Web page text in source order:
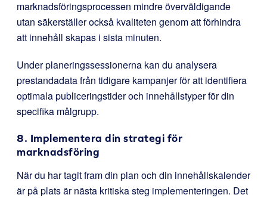
marknadsföringsprocessen mindre överväldigande
utan säkerställer också kvaliteten genom att förhindra
att innehåll skapas i sista minuten.
Under planeringssessionerna kan du analysera
prestandadata från tidigare kampanjer för att identifiera
optimala publiceringstider och innehållstyper för din
specifika målgrupp.
8. Implementera din strategi för
marknadsföring
När du har tagit fram din plan och din innehållskalender
är på plats är nästa kritiska steg implementeringen. Det